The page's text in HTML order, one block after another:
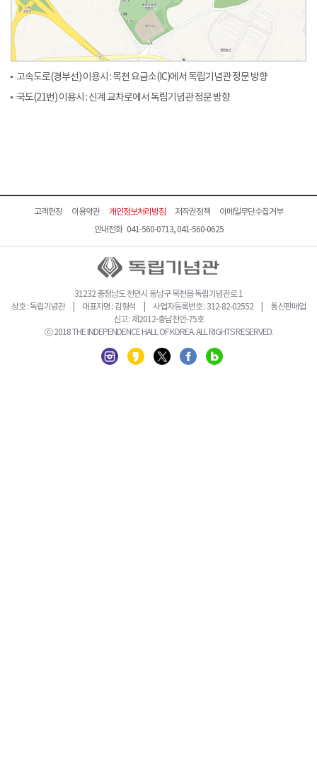
고속도로(경부선) 이용시 : 목천 요금소(IC)에서 독립기념관 정문 방향
국도(21번) 이용시 : 신계 교차로에서 독립기념관 정문 방향
고객헌장 이용약관 개인정보처리방침 저작권정책
이메일무단수집거부
안내전화 041-560-0713, 041-560-0625
31232 충청남도 천안시 동남구 목천읍 독립기념관로 1
상호 : 독립기념관 | 대표자명 : 김형석 | 사업자등록번호 : 312-82-02552 | 통신판매업
신고 : 제2012-충남천안-75호
ⓒ 2018 THE INDEPENDENCE HALL OF KOREA. ALL RIGHTS RESERVED.